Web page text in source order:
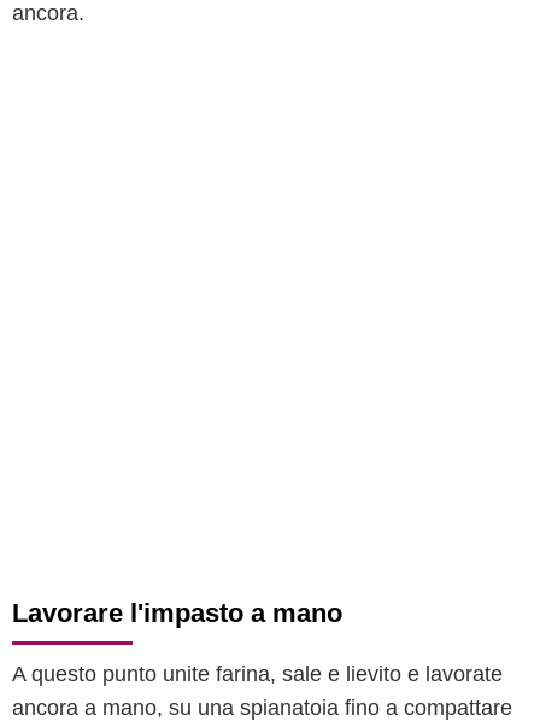
ancora.
Lavorare l'impasto a mano
A questo punto unite farina, sale e lievito e lavorate
ancora a mano, su una spianatoia fino a compattare